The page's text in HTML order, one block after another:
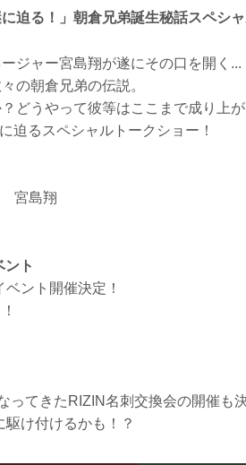
迫る！」朝倉兄弟誕生秘話スペシ
ジャー宮島翔が遂にその口を開く...
の朝倉兄弟の伝説。
どうやって彼等はここまで成り上が
迫るスペシャルトークショー！
宮島翔
ント
ント開催決定！
ってきたRIZIN名刺交換会の開催も決
け付けるかも！？